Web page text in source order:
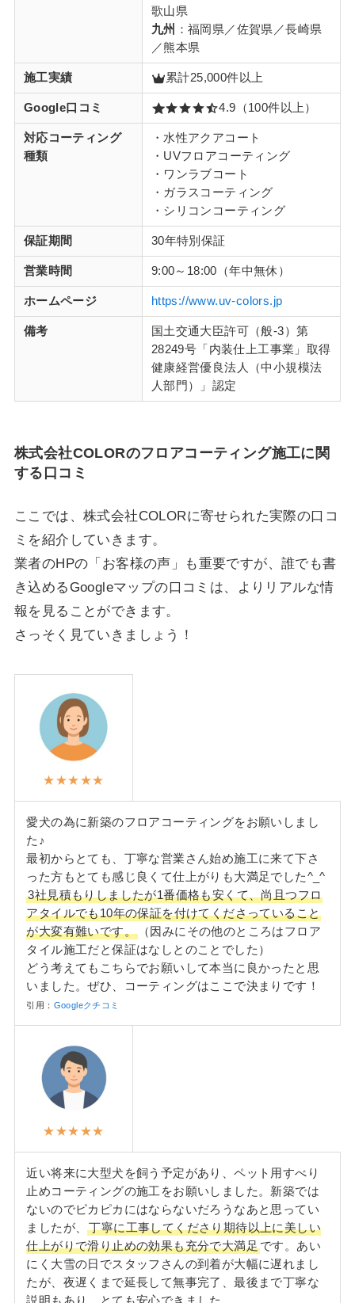
歌山県
九州 ：福岡県／佐賀県／長崎県
／熊本県
施工実績 累計25,000件以上
Google口コミ 4.9（100件以上）
対応コーティング
種類
・水性アクアコート
・UVフロアコーティング
・ワンラブコート
・ガラスコーティング
・シリコンコーティング
保証期間 30年特別保証
営業時間 9:00～18:00（年中無休）
ホームページ https://www.uv-colors.jp
備考
国土交通大臣許可（般-3）第
28249号「内装仕上工事業」取得
健康経営優良法人（中小規模法
人部門）」認定
株式会社COLORのフロアコーティング施工に関
する口コミ
ここでは、株式会社COLORに寄せられた実際の口コ
ミを紹介していきます。
業者のHPの「お客様の声」も重要ですが、誰でも書
き込めるGoogleマップの口コミは、よりリアルな情
報を見ることができます。
さっそく見ていきましょう！
★★★★★
愛犬の為に新築のフロアコーティングをお願いしまし
た♪
最初からとても、丁寧な営業さん始め施工に来て下さ
った方もとても感じ良くて仕上がりも大満足でした^_^
3社見積もりしましたが1番価格も安くて、尚且つフロ
アタイルでも10年の保証を付けてくださっていること
が大変有難いです。
（因みにその他のところはフロア
タイル施工だと保証はなしとのことでした）
どう考えてもこちらでお願いして本当に良かったと思
いました。ぜひ、コーティングはここで決まりです！
引用： Googleクチコミ
★★★★★
近い将来に大型犬を飼う予定があり、ペット用すべり
止めコーティングの施工をお願いしました。新築では
ないのでピカピカにはならないだろうなあと思ってい
ましたが、丁寧に工事してくださり期待以上に美しい
仕上がりで滑り止めの効果も充分で大満足です。あい
にく大雪の日でスタッフさんの到着が大幅に遅れまし
たが、夜遅くまで延長して無事完了、最後まで丁寧な
説明もあり、とても安心できました。